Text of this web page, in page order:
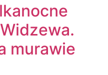
murawie